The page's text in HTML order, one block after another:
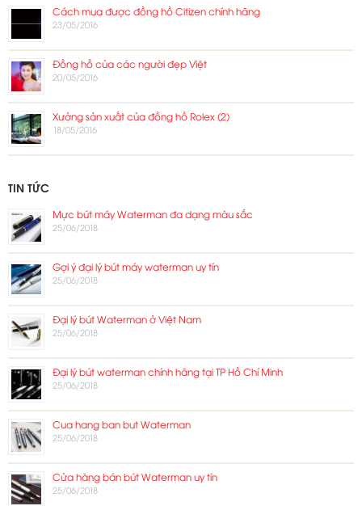
Cách mua được đồng hồ Citizen chính hãng
23/05/2016
Đồng hồ của các người đẹp Việt
20/05/2016
Xưởng sản xuất của đồng hồ Rolex (2)
18/05/2016
TIN TỨC
Mực bút máy Waterman đa dạng màu sắc
25/06/2018
Gợi ý đại lý bút máy waterman uy tín
25/06/2018
Đại lý bút Waterman ở Việt Nam
25/06/2018
Đại lý bút waterman chính hãng tại TP Hồ Chí Minh
25/06/2018
Cua hang ban but Waterman
25/06/2018
Cửa hàng bán bút Waterman uy tín
25/06/2018